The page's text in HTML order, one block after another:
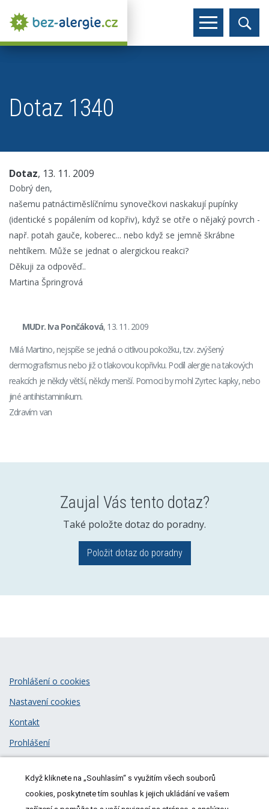
Dotaz 1340
Dotaz, 13. 11. 2009
Dobrý den,
našemu patnáctiměslíčnímu synovečkovi naskakují pupínky
(identické s popálením od kopřiv), když se otře o nějaký povrch -
např. potah gauče, koberec... nebo když se jemně škrábne
nehtíkem. Může se jednat o alergickou reakci?
Děkuji za odpověď..
Martina Špringrová
MUDr. Iva Pončáková, 13. 11. 2009
Milá Martino, nejspíše se jedná o citlivou pokožku, tzv. zvýšený
dermografismus nebo již o tlakovou kopřivku. Podíl alergie na takových
reakcích je někdy větší, někdy menší. Pomoci by mohl Zyrtec kapky, nebo
jiné antihistaminikum.
Zdravím van
Zaujal Vás tento dotaz?
Také položte dotaz do poradny.
Položit dotaz do poradny
© 2026MeDitorial| ISSN 1805-3408
Prohlášení o cookies
Nastavení cookies
Kontakt
Prohlášení
Když kliknete na „Souhlasím“ s využitím všech souborů
cookies, poskytnete tím souhlas k jejich ukládání ve vašem